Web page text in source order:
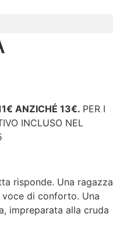
ANZICHÉ 13€. PER I
INCLUSO NEL
risponde. Una ragazza
voce di conforto. Una
impreparata alla cruda